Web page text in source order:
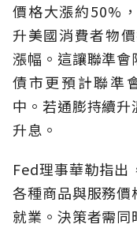
價格大漲約50%
升美國消費者物
漲幅。這讓聯準會
債市更預計聯準
中。若通膨持續
升息。
Fed理事華勒指出
各種商品與服務
就業。決策者需同